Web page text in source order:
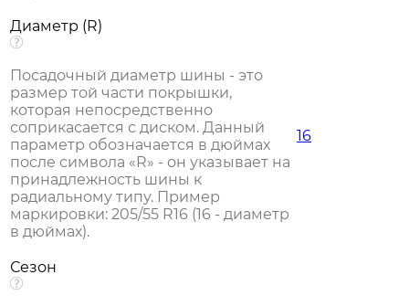
Диаметр (R)
Посадочный диаметр шины - это
размер той части покрышки,
которая непосредственно
соприкасается с диском. Данный
параметр обозначается в дюймах
после символа «R» - он указывает на
принадлежность шины к
радиальному типу. Пример
маркировки: 205/55 R16 (16 - диаметр
в дюймах).
16
Сезон